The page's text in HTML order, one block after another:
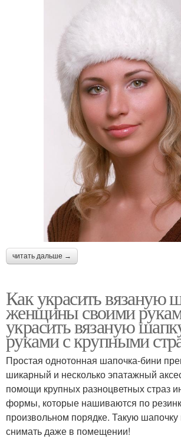
читать дальше →
Как украсить вязаную
женщины своими
украсить вязаную
руками с крупными
Простая однотонная шапочка-бини
шикарный и несколько эпатажный
помощи крупных разноцветных страз
формы, которые нашиваются по
произвольном порядке. Такую шапочку
снимать даже в помещении!